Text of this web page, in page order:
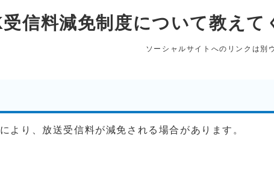
信料減免制度について教えて
ソーシャルサイトへのリンクは別
より、放送受信料が減免される場合があります。